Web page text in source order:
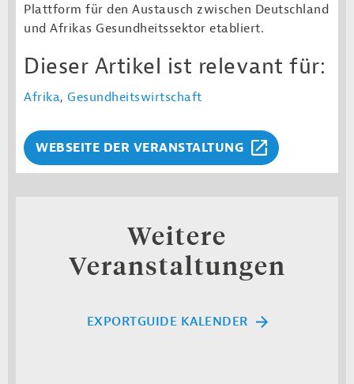
Plattform für den Austausch zwischen Deutschland
und Afrikas Gesundheitssektor etabliert.
Dieser Artikel ist relevant für:
Afrika, Gesundheitswirtschaft
WEBSEITE DER VERANSTALTUNG
Weitere
Veranstaltungen
EXPORTGUIDE KALENDER